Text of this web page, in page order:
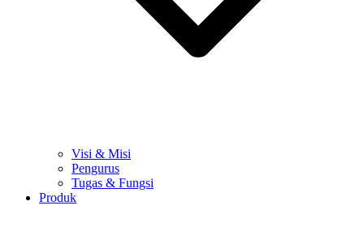
Visi & Misi
Pengurus
Tugas & Fungsi
Produk